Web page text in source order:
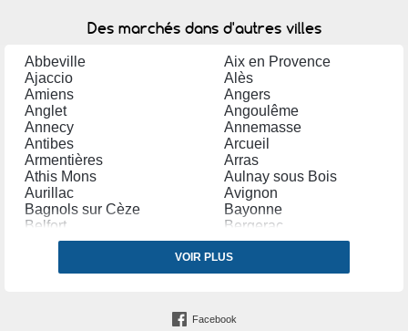
Des marchés dans d'autres villes
Abbeville
Aix en Provence
Ajaccio
Alès
Amiens
Angers
Anglet
Angoulême
Annecy
Annemasse
Antibes
Arcueil
Armentières
Arras
Athis Mons
Aulnay sous Bois
Aurillac
Avignon
Bagnols sur Cèze
Bayonne
Belfort
Bergerac
Béthune
Béziers
Blagnac
Bordeaux
Boulogne Billancourt
Brunoy
VOIR PLUS
Facebook